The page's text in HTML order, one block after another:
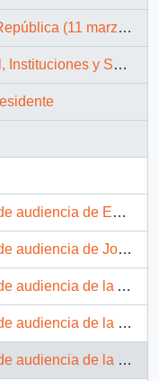
1990 – 11 marzo 1994)
y Servicios
Editorial Planeta Chilena S.A.]
de José Manuel Morales]
de la Dirección de Bibliotecas, Archivos y Museos]
de Trabajadores Independientes Taxistas de Chile FENATACH]
de Trabajadores Municipales de Chile]